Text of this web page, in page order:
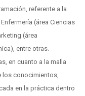
referente a la
(área Ciencias
(área
entre otras.
en cuanto a la malla
los conocimientos,
en la práctica dentro